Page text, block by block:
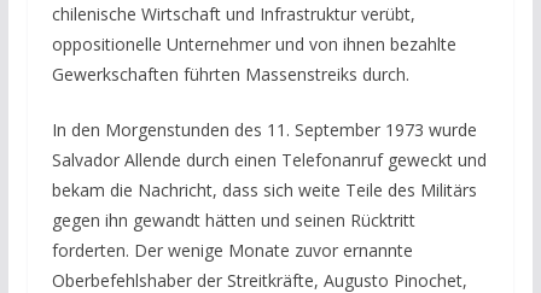
chilenische Wirtschaft und Infrastruktur verübt,
oppositionelle Unternehmer und von ihnen bezahlte
Gewerkschaften führten Massenstreiks durch.
In den Morgenstunden des 11. September 1973 wurde
Salvador Allende durch einen Telefonanruf geweckt und
bekam die Nachricht, dass sich weite Teile des Militärs
gegen ihn gewandt hätten und seinen Rücktritt
forderten. Der wenige Monate zuvor ernannte
Oberbefehlshaber der Streitkräfte, Augusto Pinochet,